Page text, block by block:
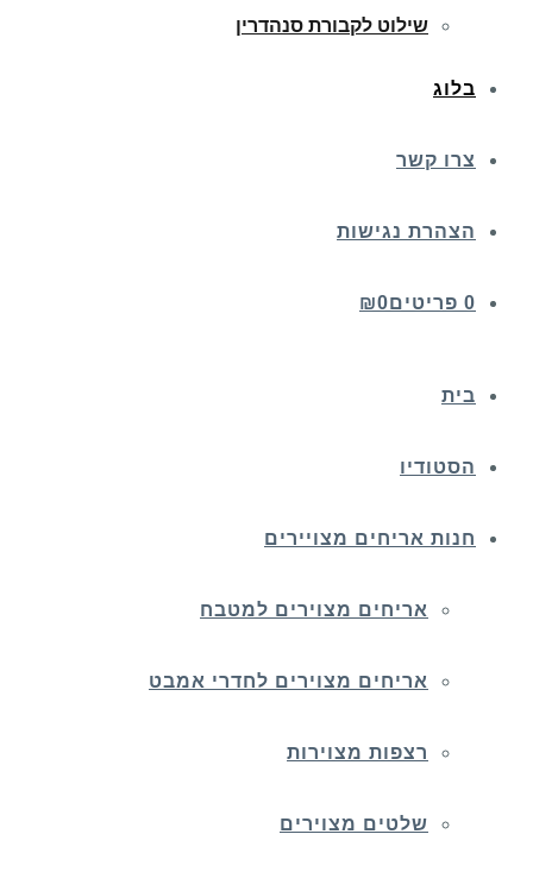
שילוט לקבורת סנהדרין
בלוג
צרו קשר
הצהרת נגישות
0 פריטים ₪0
בית
הסטודיו
חנות אריחים מצויירים
אריחים מצוירים למטבח
אריחים מצוירים לחדרי אמבט
רצפות מצוירות
שלטים מצוירים